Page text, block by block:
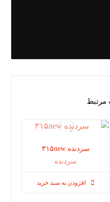
مرتبط
سردنده ٣١۵new
سردنده
افزودن به سبد خرید